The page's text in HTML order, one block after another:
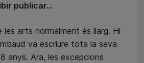
publicar...
les arts normalment és llarg. Hi
va escriure tota la seva
anys. Ara, les excepcions